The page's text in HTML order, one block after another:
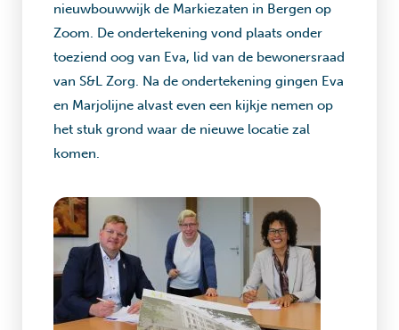
nieuwbouwwijk de Markiezaten in Bergen op
Zoom. De ondertekening vond plaats onder
toeziend oog van Eva, lid van de bewonersraad
van S&L Zorg. Na de ondertekening gingen Eva
en Marjolijne alvast even een kijkje nemen op
het stuk grond waar de nieuwe locatie zal
komen.